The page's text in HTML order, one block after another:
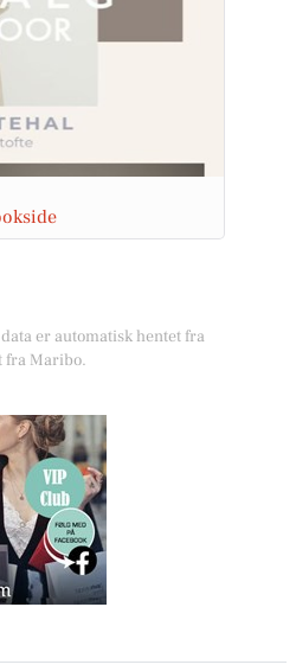
er automatisk hentet fra
fra Maribo.